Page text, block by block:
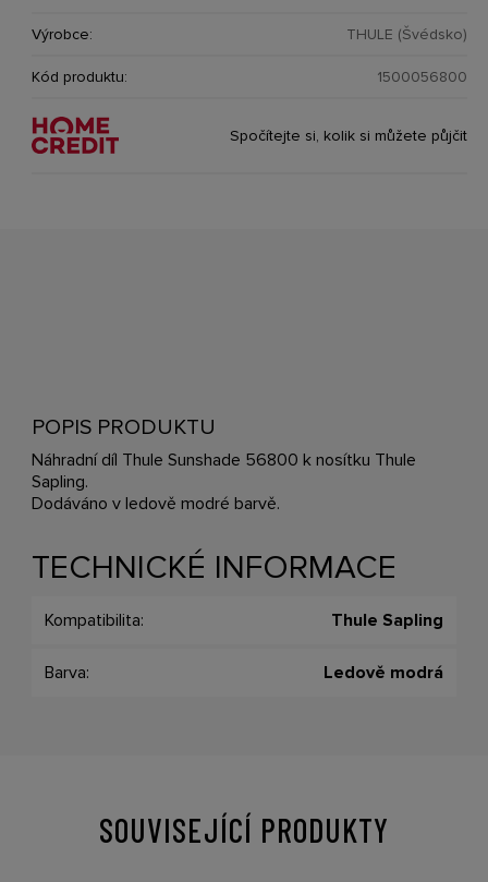
Výrobce: THULE (Švédsko)
Kód produktu: 1500056800
Spočítejte si, kolik si můžete půjčit
POPIS PRODUKTU
Náhradní díl Thule Sunshade 56800 k nosítku Thule
Sapling.
Dodáváno v ledově modré barvě.
TECHNICKÉ INFORMACE
Kompatibilita: Thule Sapling
Barva: Ledově modrá
SOUVISEJÍCÍ PRODUKTY